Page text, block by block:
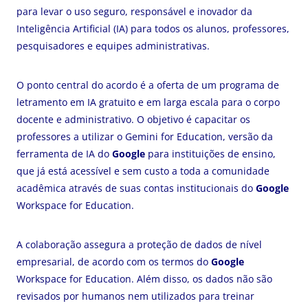
para levar o uso seguro, responsável e inovador da
Inteligência Artificial (IA) para todos os alunos, professores,
pesquisadores e equipes administrativas.
O ponto central do acordo é a oferta de um programa de
letramento em IA gratuito e em larga escala para o corpo
docente e administrativo. O objetivo é capacitar os
professores a utilizar o Gemini for Education, versão da
ferramenta de IA do Google para instituições de ensino,
que já está acessível e sem custo a toda a comunidade
acadêmica através de suas contas institucionais do Google
Workspace for Education.
A colaboração assegura a proteção de dados de nível
empresarial, de acordo com os termos do Google
Workspace for Education. Além disso, os dados não são
revisados por humanos nem utilizados para treinar